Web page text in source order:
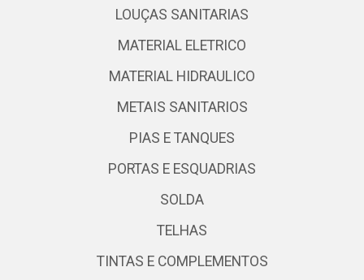
LOUÇAS SANITARIAS
MATERIAL ELETRICO
MATERIAL HIDRAULICO
METAIS SANITARIOS
PIAS E TANQUES
PORTAS E ESQUADRIAS
SOLDA
TELHAS
TINTAS E COMPLEMENTOS